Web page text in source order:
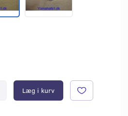
Læg i kurv